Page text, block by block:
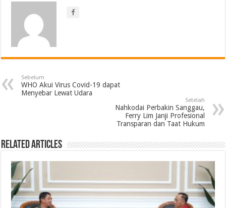
Sebelum
WHO Akui Virus Covid-19 dapat
Menyebar Lewat Udara
Setelah
Nahkodai Perbakin Sanggau,
Ferry Lim Janji Profesional
Transparan dan Taat Hukum
Related Articles